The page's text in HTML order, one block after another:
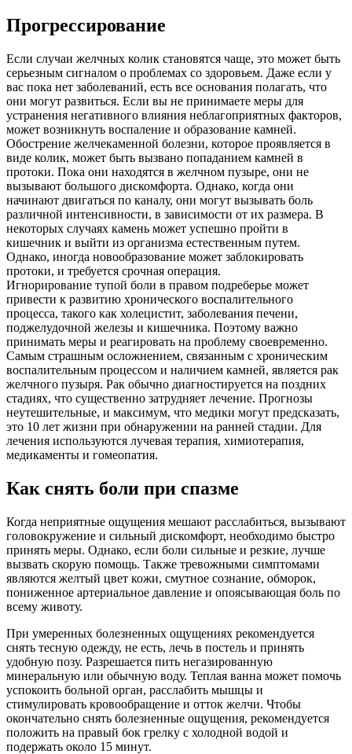
Прогрессирование
Если случаи желчных колик становятся чаще, это может быть
серьезным сигналом о проблемах со здоровьем. Даже если у
вас пока нет заболеваний, есть все основания полагать, что
они могут развиться. Если вы не принимаете меры для
устранения негативного влияния неблагоприятных факторов,
может возникнуть воспаление и образование камней.
Обострение желчекаменной болезни, которое проявляется в
виде колик, может быть вызвано попаданием камней в
протоки. Пока они находятся в желчном пузыре, они не
вызывают большого дискомфорта. Однако, когда они
начинают двигаться по каналу, они могут вызывать боль
различной интенсивности, в зависимости от их размера. В
некоторых случаях камень может успешно пройти в
кишечник и выйти из организма естественным путем.
Однако, иногда новообразование может заблокировать
протоки, и требуется срочная операция.
Игнорирование тупой боли в правом подреберье может
привести к развитию хронического воспалительного
процесса, такого как холецистит, заболевания печени,
поджелудочной железы и кишечника. Поэтому важно
принимать меры и реагировать на проблему своевременно.
Самым страшным осложнением, связанным с хроническим
воспалительным процессом и наличием камней, является рак
желчного пузыря. Рак обычно диагностируется на поздних
стадиях, что существенно затрудняет лечение. Прогнозы
неутешительные, и максимум, что медики могут предсказать,
это 10 лет жизни при обнаружении на ранней стадии. Для
лечения используются лучевая терапия, химиотерапия,
медикаменты и гомеопатия.
Как снять боли при спазме
Когда неприятные ощущения мешают расслабиться, вызывают
головокружение и сильный дискомфорт, необходимо быстро
принять меры. Однако, если боли сильные и резкие, лучше
вызвать скорую помощь. Также тревожными симптомами
являются желтый цвет кожи, смутное сознание, обморок,
пониженное артериальное давление и опоясывающая боль по
всему животу.
При умеренных болезненных ощущениях рекомендуется
снять тесную одежду, не есть, лечь в постель и принять
удобную позу. Разрешается пить негазированную
минеральную или обычную воду. Теплая ванна может помочь
успокоить больной орган, расслабить мышцы и
стимулировать кровообращение и отток желчи. Чтобы
окончательно снять болезненные ощущения, рекомендуется
положить на правый бок грелку с холодной водой и
подержать около 15 минут.